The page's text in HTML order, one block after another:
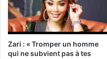
Zari : « Tromper un homme
qui ne subvient pas à tes